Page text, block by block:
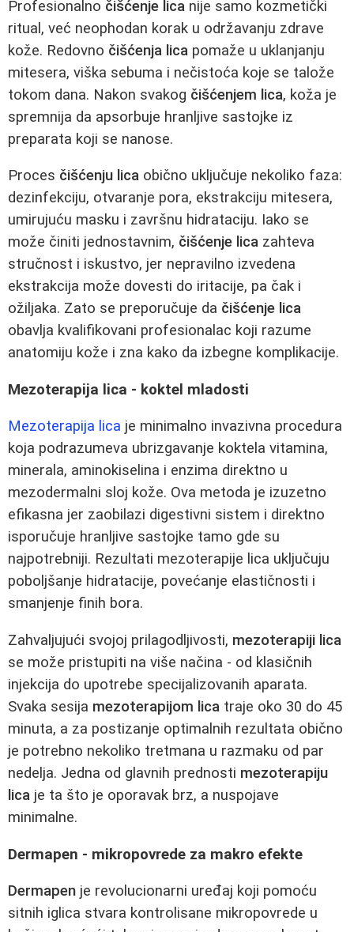
Profesionalno čišćenje lica nije samo kozmetički
ritual, već neophodan korak u održavanju zdrave
kože. Redovno čišćenja lica pomaže u uklanjanju
mitesera, viška sebuma i nečistoća koje se talože
tokom dana. Nakon svakog čišćenjem lica, koža je
spremnija da apsorbuje hranljive sastojke iz
preparata koji se nanose.
Proces čišćenju lica obično uključuje nekoliko faza:
dezinfekciju, otvaranje pora, ekstrakciju mitesera,
umirujuću masku i završnu hidrataciju. Iako se
može činiti jednostavnim, čišćenje lica zahteva
stručnost i iskustvo, jer nepravilno izvedena
ekstrakcija može dovesti do iritacije, pa čak i
ožiljaka. Zato se preporučuje da čišćenje lica
obavlja kvalifikovani profesionalac koji razume
anatomiju kože i zna kako da izbegne komplikacije.
Mezoterapija lica - koktel mladosti
Mezoterapija lica je minimalno invazivna procedura
koja podrazumeva ubrizgavanje koktela vitamina,
minerala, aminokiselina i enzima direktno u
mezodermalni sloj kože. Ova metoda je izuzetno
efikasna jer zaobilazi digestivni sistem i direktno
isporučuje hranljive sastojke tamo gde su
najpotrebniji. Rezultati mezoterapije lica uključuju
poboljšanje hidratacije, povećanje elastičnosti i
smanjenje finih bora.
Zahvaljujući svojoj prilagodljivosti, mezoterapiji lica
se može pristupiti na više načina - od klasičnih
injekcija do upotrebe specijalizovanih aparata.
Svaka sesija mezoterapijom lica traje oko 30 do 45
minuta, a za postizanje optimalnih rezultata obično
je potrebno nekoliko tretmana u razmaku od par
nedelja. Jedna od glavnih prednosti mezoterapiju
lica je ta što je oporavak brz, a nuspojave
minimalne.
Dermapen - mikropovrede za makro efekte
Dermapen je revolucionarni uređaj koji pomoću
sitnih iglica stvara kontrolisane mikropovrede u